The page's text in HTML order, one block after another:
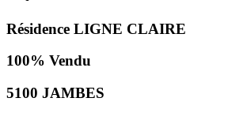
Résidence LIGNE CLAIRE
100% Vendu
5100 JAMBES